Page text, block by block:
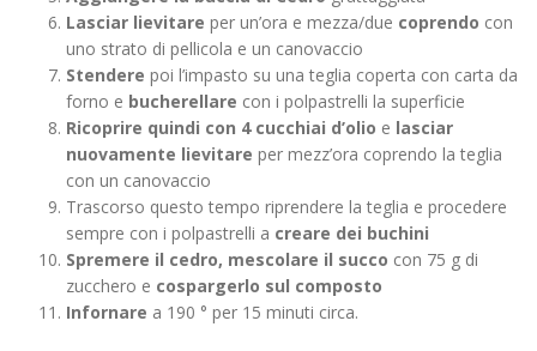
Lasciar lievitare per un’ora e mezza/due coprendo con
uno strato di pellicola e un canovaccio
Stendere poi l’impasto su una teglia coperta con carta da
forno e bucherellare con i polpastrelli la superficie
Ricoprire quindi con 4 cucchiai d’olio e lasciar
nuovamente lievitare per mezz’ora coprendo la teglia
con un canovaccio
Trascorso questo tempo riprendere la teglia e procedere
sempre con i polpastrelli a creare dei buchini
Spremere il cedro, mescolare il succo con 75 g di
zucchero e cospargerlo sul composto
Infornare a 190 ° per 15 minuti circa.